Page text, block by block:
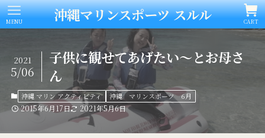
沖縄マリンスポーツ スルル CART
MENU
子供に観せてあげたい～とお母さ
ん
2021
5/06
沖縄 マリン アクティビティ 沖縄 マリンスポーツ 6月
2015年6月17日 2021年5月6日